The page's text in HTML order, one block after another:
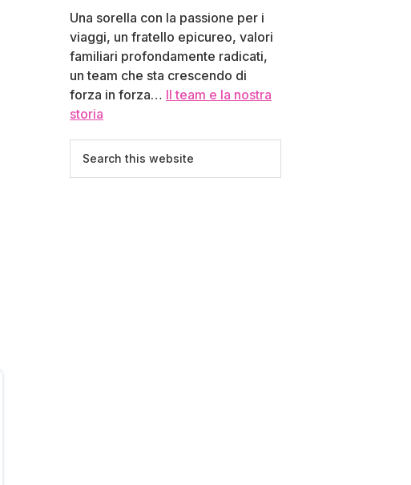
Una sorella con la passione per i
viaggi, un fratello epicureo, valori
familiari profondamente radicati,
un team che sta crescendo di
forza in forza… Il team e la nostra
storia
this